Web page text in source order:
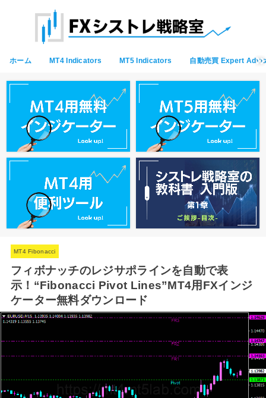
ホーム MT4 Indicators MT5 Indicators 自動売買 Expert
MT4 Fibonacci
フィボナッチのレジサポラインを自動で表
示！“Fibonacci Pivot Lines”MT4用FXインジ
ケーター無料ダウンロード